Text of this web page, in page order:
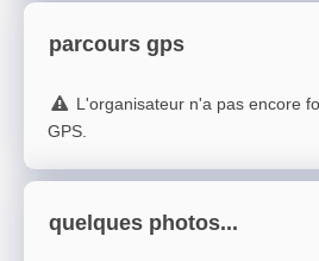
parcours gps
L'organisateur n'a pas encore
GPS.
quelques photos...